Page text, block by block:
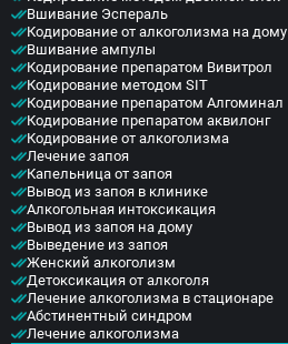
Вшивание Эспераль
Кодирование от алкоголизма на дому
Вшивание ампулы
Кодирование препаратом Вивитрол
Кодирование методом SIT
Кодирование препаратом Алгоминал
Кодирование препаратом аквилонг
Кодирование от алкоголизма
Лечение запоя
Капельница от запоя
Вывод из запоя в клинике
Алкогольная интоксикация
Вывод из запоя на дому
Выведение из запоя
Женский алкоголизм
Детоксикация от алкоголя
Лечение алкоголизма в стационаре
Абстинентный синдром
Лечение алкоголизма